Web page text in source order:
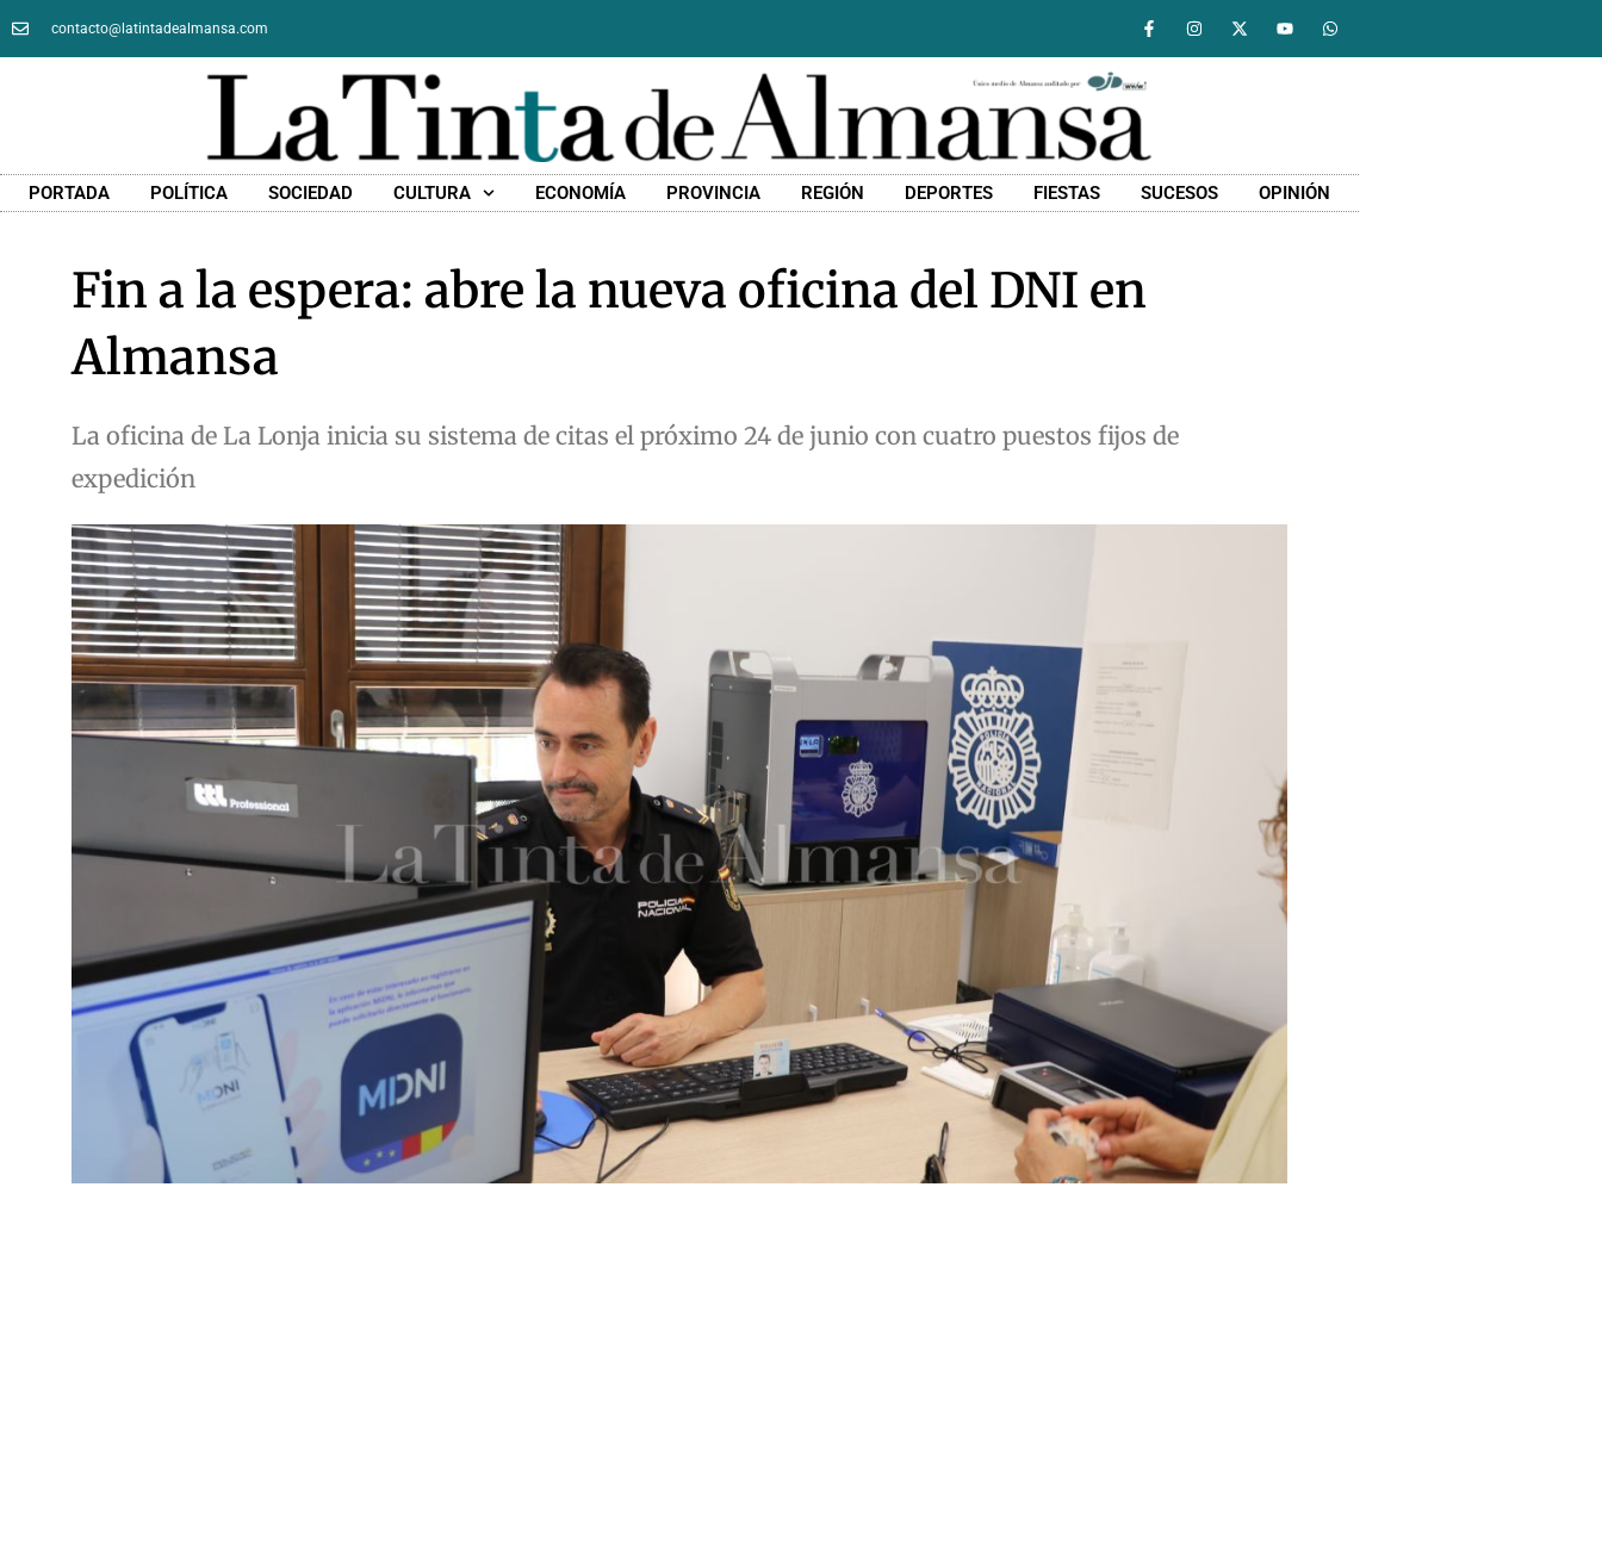
contacto@latintadealmansa.com
PORTADA POLÍTICA SOCIEDAD CULTURA ECONOMÍA PROVINCIA REGIÓN DEPORTES FIESTAS SUCESOS OPINIÓN
Fin a la espera: abre la nueva oficina del DNI en
Almansa
La oficina de La Lonja inicia su sistema de citas el próximo 24 de junio con cuatro puestos fijos de
expedición